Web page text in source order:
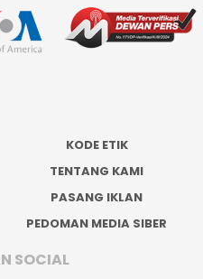
KODE ETIK
TENTANG KAMI
PASANG IKLAN
PEDOMAN MEDIA SIBER
SOCIAL